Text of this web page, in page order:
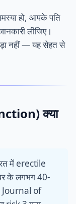
हो, आपके पति
लीजिए।
नहीं — यह सेहत से
क्या
में erectile
के लगभग 40-
Journal of